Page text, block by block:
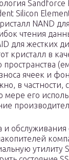
Sandforce
Silicon
NAND
чтения
для жестких
кристалл в
пространства
ячеек и
в частности,
мере его
и обслуживания
утилиту